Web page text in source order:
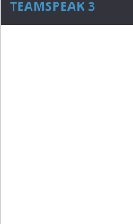
TEAMSPEAK 3